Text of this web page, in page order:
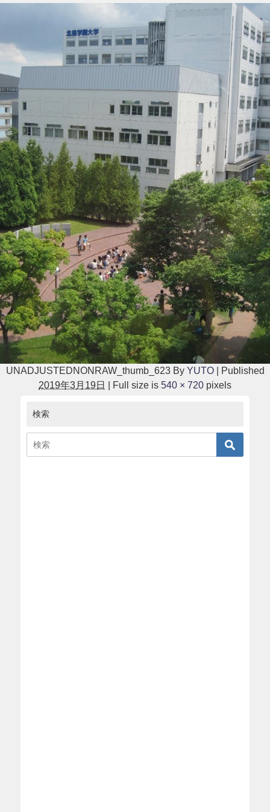
UNADJUSTEDNONRAW_thumb_623 By YUTO
Published
2019年3月19日
Full size is 540 × 720 pixels
検索